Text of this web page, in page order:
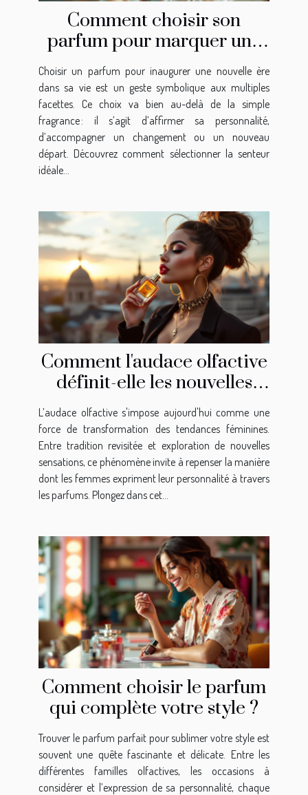
Comment choisir son
parfum pour marquer une
nouvelle ère ?
Choisir un parfum pour inaugurer une nouvelle ère
dans sa vie est un geste symbolique aux multiples
facettes. Ce choix va bien au-delà de la simple
fragrance : il s’agit d’affirmer sa personnalité,
d’accompagner un changement ou un nouveau
départ. Découvrez comment sélectionner la senteur
idéale...
Comment l'audace olfactive
définit-elle les nouvelles
tendances féminines ?
L’audace olfactive s'impose aujourd'hui comme une
force de transformation des tendances féminines.
Entre tradition revisitée et exploration de nouvelles
sensations, ce phénomène invite à repenser la manière
dont les femmes expriment leur personnalité à travers
les parfums. Plongez dans cet...
Comment choisir le parfum
qui complète votre style ?
Trouver le parfum parfait pour sublimer votre style est
souvent une quête fascinante et délicate. Entre les
différentes familles olfactives, les occasions à
considérer et l’expression de sa personnalité, chaque